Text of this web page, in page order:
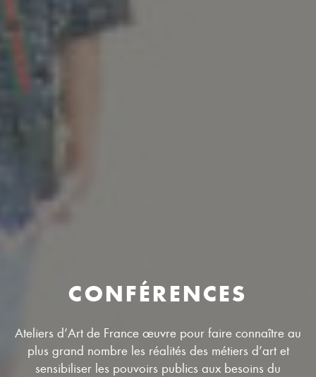
CONFÉRENCES
Ateliers d’Art de France œuvre pour faire connaître au
plus grand nombre les réalités des métiers d’art et
sensibiliser les pouvoirs publics aux besoins du